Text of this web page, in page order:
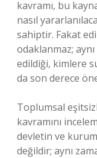
kavramı, bu
nasıl
sahiptir. Fakat
odaklanmaz;
edildiği, kimlere
da son derece
Toplumsal
kavramını
devletin ve
değildir; aynı